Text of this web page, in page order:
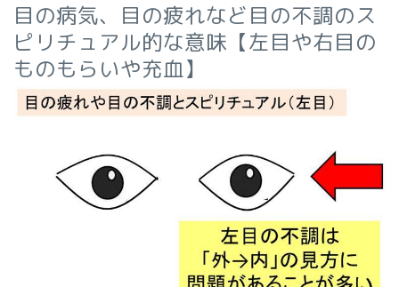
目の病気、目の疲れなど目の不調のス
ピリチュアル的な意味【左目や右目の
ものもらいや充血】